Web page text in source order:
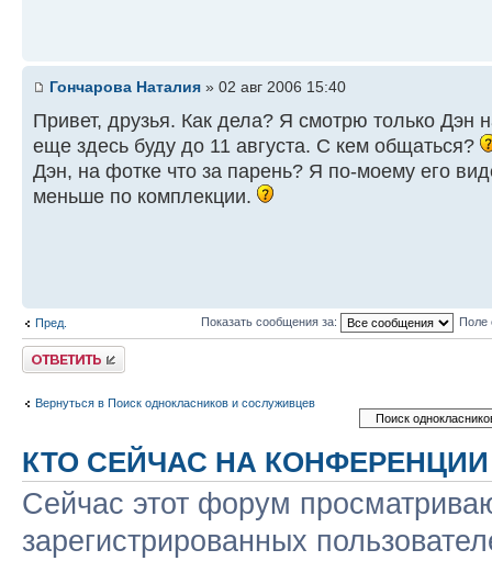
Гончарова Наталия » 02 авг 2006 15:40
Привет, друзья. Как дела? Я смотрю только Дэн
еще здесь буду до 11 августа. С кем общаться?
Дэн, на фотке что за парень? Я по-моему его
меньше по комплекции.
Пред. Показать сообщения за: Поле
Ответить
Вернуться в Поиск однокласников и сослуживцев
КТО СЕЙЧАС НА КОНФЕРЕНЦИИ
Сейчас этот форум
зарегистрированных